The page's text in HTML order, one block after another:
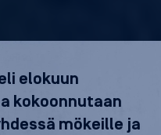
elokuun
kokoonnutaan
mökeille ja